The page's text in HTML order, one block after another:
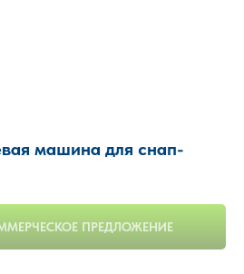
машина для снап-
ПРЕДЛОЖЕНИЕ